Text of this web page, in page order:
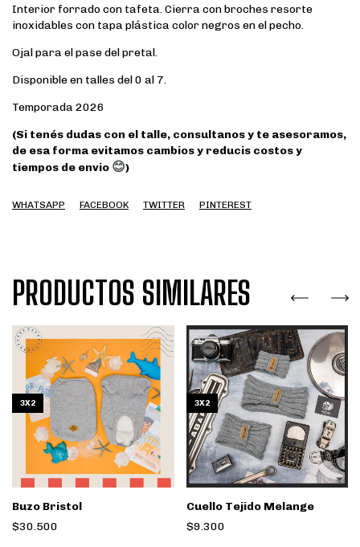
Interior forrado con tafeta. Cierra con broches resorte
inoxidables con tapa plástica color negros en el pecho.
Ojal para el pase del pretal.
Disponible en talles del 0 al 7.
Temporada 2026
(Si tenés dudas con el talle, consultanos y te asesoramos,
de esa forma evitamos cambios y reducis costos y
tiempos de envio 😊)
WHATSAPP FACEBOOK TWITTER PINTEREST
PRODUCTOS SIMILARES
3X2
Buzo Bristol
$30.500
3X2
Cuello Tejido Melange
$9.300